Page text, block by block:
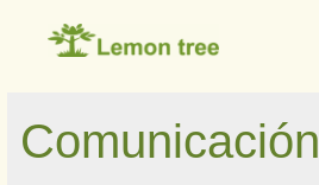
Comunicación